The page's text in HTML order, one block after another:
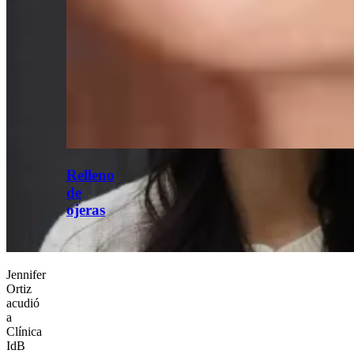
Jennifer
Ortiz
acudió
a
Clínica
IdB
Relleno
de
ojeras